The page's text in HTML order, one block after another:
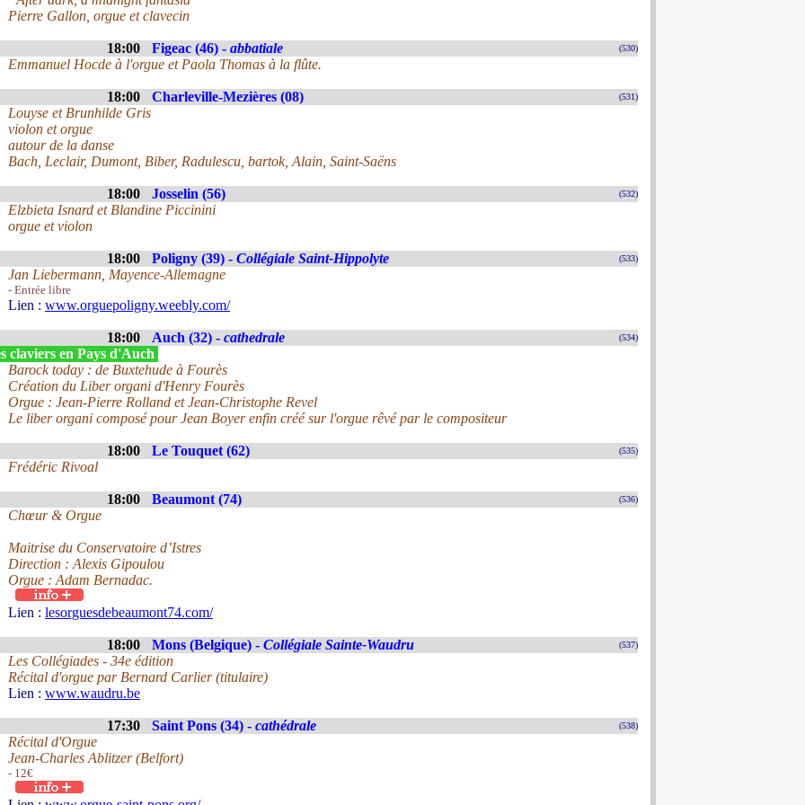
Pierre Gallon, orgue et clavecin
18:00 Figeac (46) - abbatiale (530)
Emmanuel Hocde à l'orgue et Paola Thomas à la flûte.
18:00 Charleville-Mezières (08) (531)
Louyse et Brunhilde Gris
violon et orgue
autour de la danse
Bach, Leclair, Dumont, Biber, Radulescu, bartok, Alain, Saint-Saëns
18:00 Josselin (56) (532)
Elzbieta Isnard et Blandine Piccinini
orgue et violon
18:00 Poligny (39) - Collégiale Saint-Hippolyte (533)
Jan Liebermann, Mayence-Allemagne
- Entrée libre
Lien : www.orguepoligny.weebly.com/
18:00 Auch (32) - cathedrale (534)
claviers en Pays d'Auch
Barock today : de Buxtehude à Fourès
Création du Liber organi d'Henry Fourès
Orgue : Jean-Pierre Rolland et Jean-Christophe Revel
Le liber organi composé pour Jean Boyer enfin créé sur l'orgue rêvé par le compositeur
18:00 Le Touquet (62) (535)
Frédéric Rivoal
18:00 Beaumont (74) (536)
Chœur & Orgue
Maitrise du Conservatoire d’Istres
Direction : Alexis Gipoulou
Orgue : Adam Bernadac.
Lien : lesorguesdebeaumont74.com/
18:00 Mons (Belgique) - Collégiale Sainte-Waudru (537)
Les Collégiades - 34e édition
Récital d'orgue par Bernard Carlier (titulaire)
Lien : www.waudru.be
17:30 Saint Pons (34) - cathédrale (538)
Récital d'Orgue
Jean-Charles Ablitzer (Belfort)
- 12€